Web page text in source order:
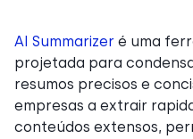
AI Summarizer é uma
projetada para
resumos precisos e
empresas a extrair
conteúdos extensos,